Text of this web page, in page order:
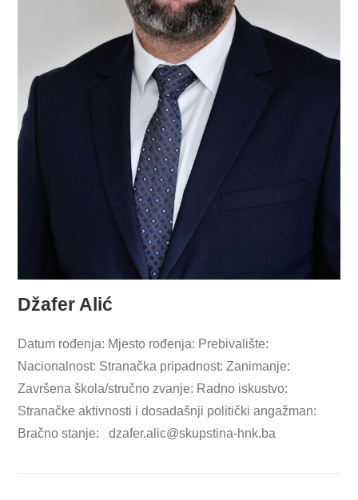
Džafer Alić
Datum rođenja: Mjesto rođenja: Prebivalište:
Nacionalnost: Stranačka pripadnost: Zanimanje:
Završena škola/stručno zvanje: Radno iskustvo:
Stranačke aktivnosti i dosadašnji politički angažman:
Bračno stanje:dzafer.alic@skupstina-hnk.ba